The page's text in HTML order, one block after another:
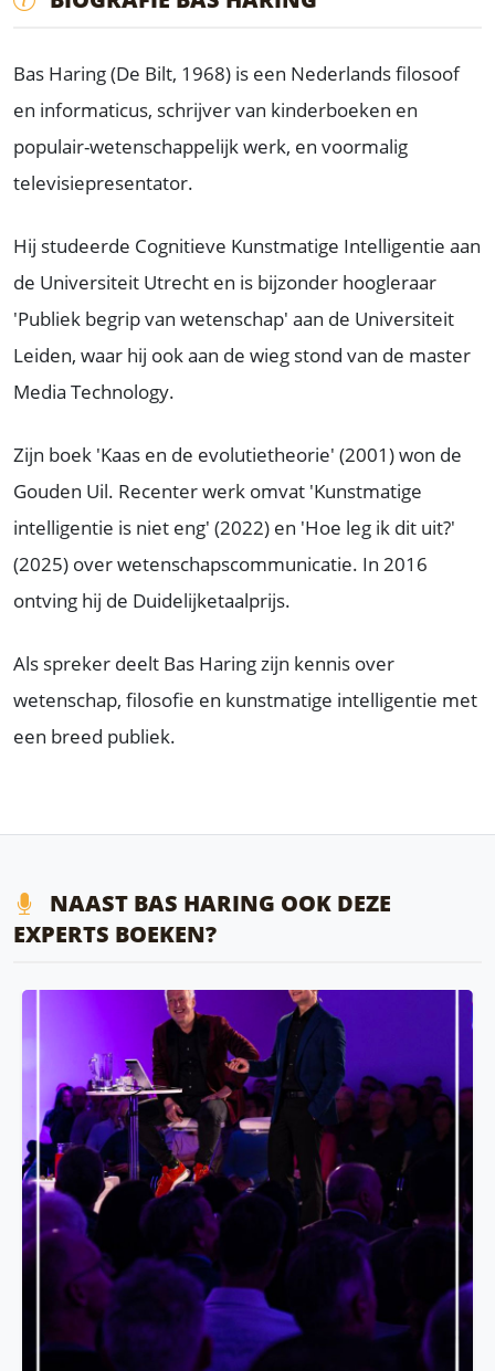
Bas Haring (De Bilt, 1968) is een Nederlands filosoof
en informaticus, schrijver van kinderboeken en
populair-wetenschappelijk werk, en voormalig
televisiepresentator.
Hij studeerde Cognitieve Kunstmatige Intelligentie aan
de Universiteit Utrecht en is bijzonder hoogleraar
'Publiek begrip van wetenschap' aan de Universiteit
Leiden, waar hij ook aan de wieg stond van de master
Media Technology.
Zijn boek 'Kaas en de evolutietheorie' (2001) won de
Gouden Uil. Recenter werk omvat 'Kunstmatige
intelligentie is niet eng' (2022) en 'Hoe leg ik dit uit?'
(2025) over wetenschapscommunicatie. In 2016
ontving hij de Duidelijketaalprijs.
Als spreker deelt Bas Haring zijn kennis over
wetenschap, filosofie en kunstmatige intelligentie met
een breed publiek.
NAAST BAS HARING OOK DEZE
EXPERTS BOEKEN?